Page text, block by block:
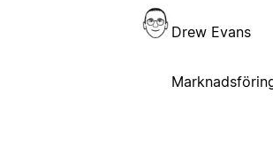
Drew Evans